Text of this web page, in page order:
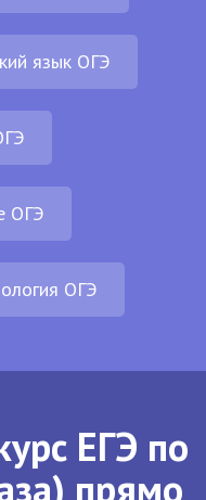
язык ОГЭ
ОГЭ
ОГЭ
ЕГЭ по
прямо